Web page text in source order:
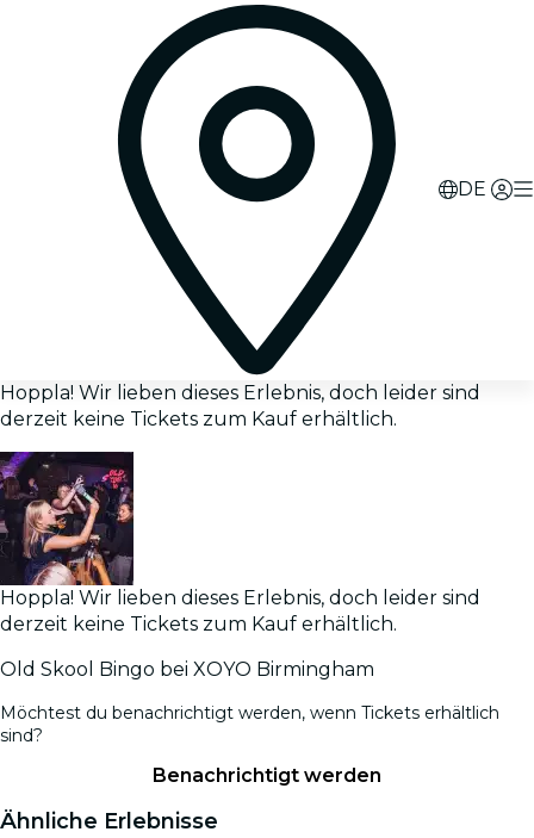
DE
Hoppla! Wir lieben dieses Erlebnis, doch leider sind
derzeit keine Tickets zum Kauf erhältlich.
Hoppla! Wir lieben dieses Erlebnis, doch leider sind
derzeit keine Tickets zum Kauf erhältlich.
Old Skool Bingo bei XOYO Birmingham
Möchtest du benachrichtigt werden, wenn Tickets erhältlich
sind?
Benachrichtigt werden
Ähnliche Erlebnisse